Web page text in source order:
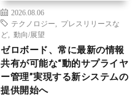
2026.08.06
テクノロジー
プレスリリースな
ど
動向/展望
ゼロボード、常に最新の情報
共有が可能な“動的サプライヤ
ー管理”実現する新システムの
提供開始へ